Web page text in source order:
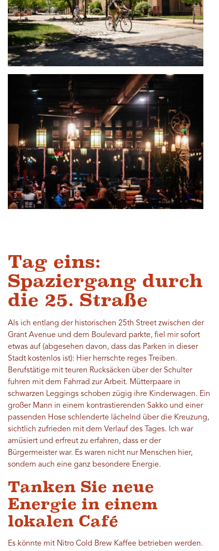
Tag eins:
Spaziergang durch
die 25. Straße
Als ich entlang der historischen 25th Street zwischen der
Grant Avenue und dem Boulevard parkte, fiel mir sofort
etwas auf (abgesehen davon, dass das Parken in dieser
Stadt kostenlos ist): Hier herrschte reges Treiben.
Berufstätige mit teuren Rucksäcken über der Schulter
fuhren mit dem Fahrrad zur Arbeit. Mütterpaare in
schwarzen Leggings schoben zügig ihre Kinderwagen. Ein
großer Mann in einem kontrastierenden Sakko und einer
passenden Hose schlenderte lächelnd über die Kreuzung,
sichtlich zufrieden mit dem Verlauf des Tages. Ich war
amüsiert und erfreut zu erfahren, dass er der
Bürgermeister war. Es waren nicht nur Menschen hier,
sondern auch eine ganz besondere Energie.
Tanken Sie neue
Energie in einem
lokalen Café
Es könnte mit Nitro Cold Brew Kaffee betrieben werden.